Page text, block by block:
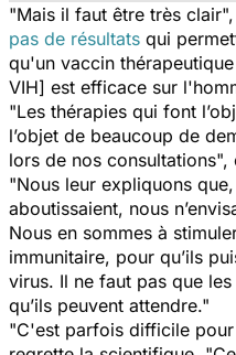
"Mais il faut être très
pas de résultats qui
qu'un vaccin
VIH] est efficace sur
"Les thérapies qui font
l’objet de beaucoup de
lors de nos
"Nous leur expliquons
aboutissaient, nous
Nous en sommes à
immunitaire, pour qu’ils
virus. Il ne faut pas que
qu’ils peuvent attendre."
"C'est parfois difficile